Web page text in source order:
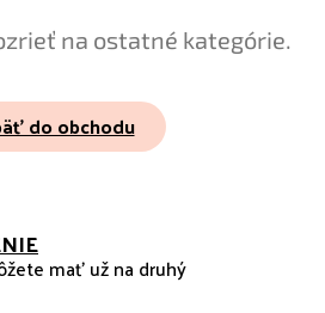
na ostatné kategórie.
do obchodu
mať už na druhý